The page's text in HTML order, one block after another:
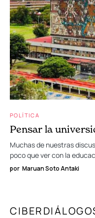
POLÍTICA
Pensar la
Muchas de nuestras
poco que ver con la
por Maruan Soto Antaki